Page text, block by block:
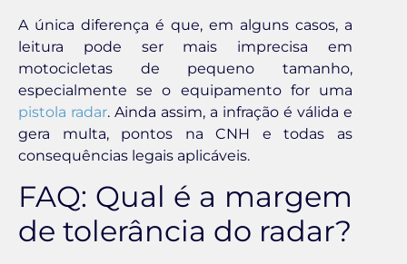
A única diferença é que, em alguns casos, a
leitura pode ser mais imprecisa em
motocicletas de pequeno tamanho,
especialmente se o equipamento for uma
pistola radar. Ainda assim, a infração é válida e
gera multa, pontos na CNH e todas as
consequências legais aplicáveis.
FAQ: Qual é a margem
de tolerância do radar?